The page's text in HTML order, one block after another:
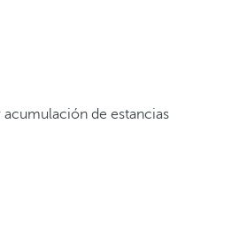
acumulación de estancias